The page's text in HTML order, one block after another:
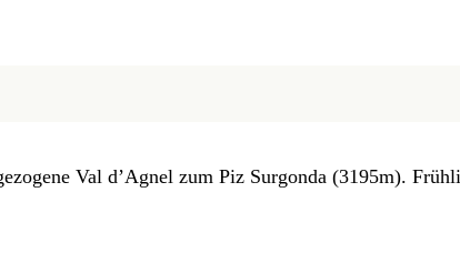
Val d’Agnel zum Piz Surgonda (3195m).